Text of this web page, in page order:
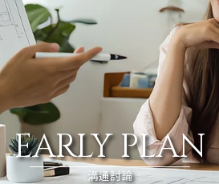
EARLY PLAN
溝通討論